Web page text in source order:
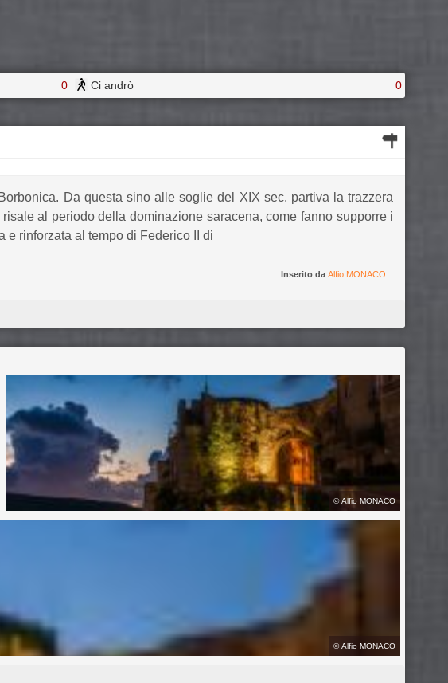
0 Ci andrò 0
Da questa sino alle soglie del XIX sec. partiva la trazzera
al periodo della dominazione saracena, come fanno supporre i
e rinforzata al tempo di Federico II di
Inserito daAlfio MONACO
©Alfio MONACO
©Alfio MONACO